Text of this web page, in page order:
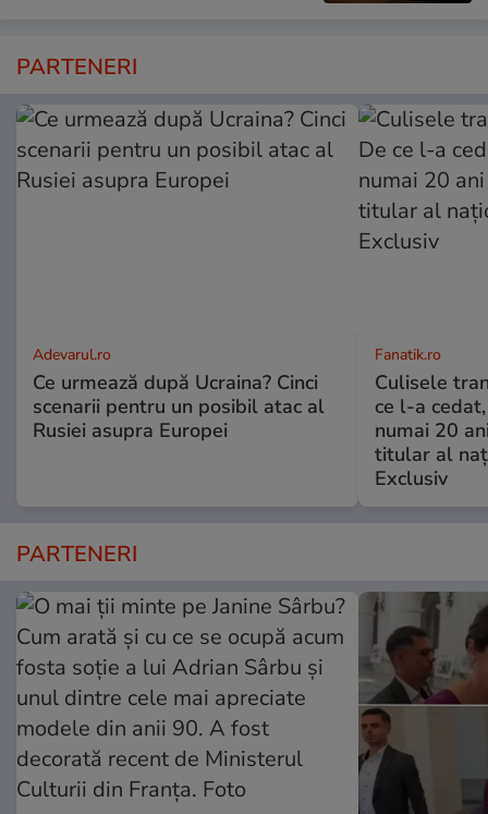
PARTENERI
Adevarul.ro
Ce urmează după Ucraina? Cinci
scenarii pentru un posibil atac al
Rusiei asupra Europei
Fanatik.ro
Culisele
ce l-a
numai 20
titular al
Exclusiv
PARTENERI